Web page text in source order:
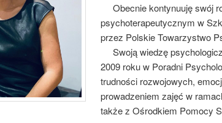
Obecnie kontynuuję swój
psychoterapeutycznym w
przez Polskie Towarzystwo
Swoją wiedzę
2009 roku w Poradni
trudności rozwojowych,
prowadzeniem zajęć w
także z Ośrodkiem Pomocy